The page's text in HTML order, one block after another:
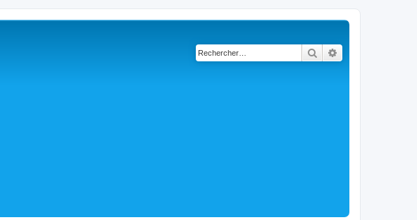
Rechercher